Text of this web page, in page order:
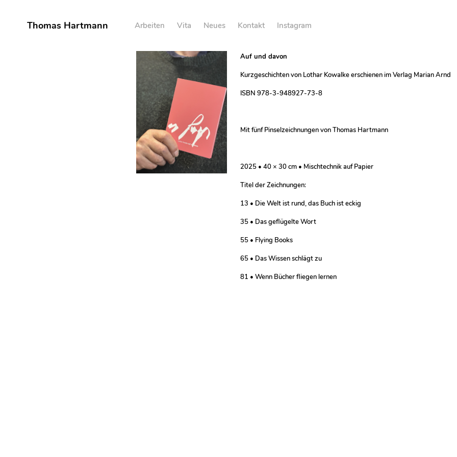
Thomas Hartmann Arbeiten Vita Neues Kontakt Instagram
Auf und davon
Kurzgeschichten von Lothar Kowalke erschienen im Verlag Marian Arnd
ISBN 978-3-948927-73-8
Mit fünf Pinselzeichnungen von Thomas Hartmann
2025 • 40 × 30 cm • Mischtechnik auf Papier
Titel der Zeichnungen:
13 • Die Welt ist rund, das Buch ist eckig
35 • Das geflügelte Wort
55 • Flying Books
65 • Das Wissen schlägt zu
81 • Wenn Bücher fliegen lernen